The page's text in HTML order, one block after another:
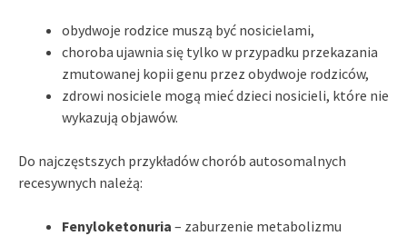
obydwoje rodzice muszą być nosicielami,
choroba ujawnia się tylko w przypadku przekazania
zmutowanej kopii genu przez obydwoje rodziców,
zdrowi nosiciele mogą mieć dzieci nosicieli, które nie
wykazują objawów.
Do najczęstszych przykładów chorób autosomalnych
recesywnych należą:
Fenyloketonuria – zaburzenie metabolizmu